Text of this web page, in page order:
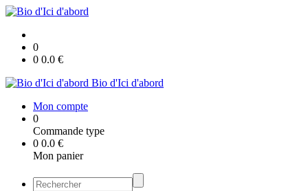
0
0 0.0 €
Bio d'Ici d'abord
Mon compte
0
Commande type
0 0.0 €
Mon panier